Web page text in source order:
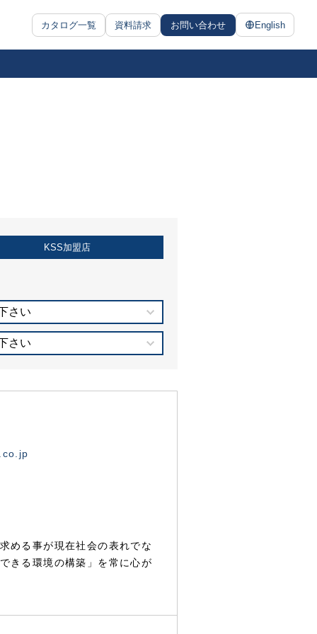
カタログ一覧 資料請求 お問い合わせ English
KSS加盟店
さい
さい
める事が現在社会の表れでな
きる環境の構築」を常に心が